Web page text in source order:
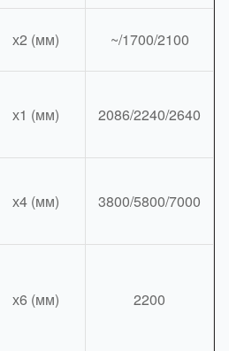
х2 (мм) ~/1700/2100
х1 (мм) 2086/2240/2640
х4 (мм) 3800/5800/7000
х6 (мм) 2200